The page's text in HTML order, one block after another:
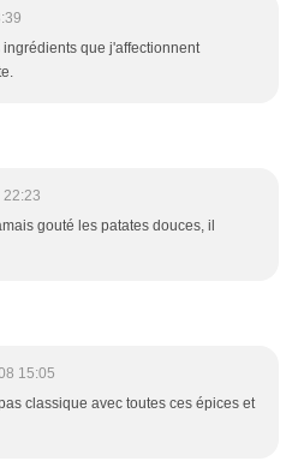
que j'affectionnent
gouté les patates douces, il
15:05
classique avec toutes ces épices et